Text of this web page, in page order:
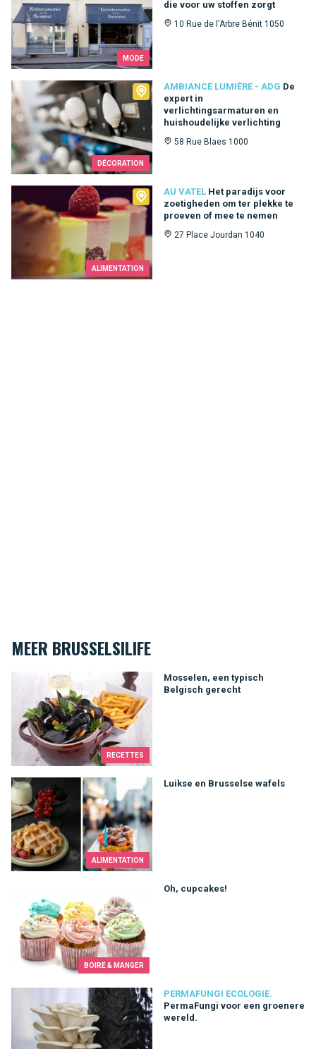
MODE
die voor uw stoffen zorgt
10 Rue de l'Arbre Bénit 1050
DÉCORATION
AMBIANCE LUMIÈRE - ADG De
expert in
verlichtingsarmaturen en
huishoudelijke verlichting
58 Rue Blaes 1000
Ambiance Lumière - ADG
ALIMENTATION
AU VATEL Het paradijs voor
zoetigheden om ter plekke te
proeven of mee te nemen
27 Place Jourdan 1040
MEER BRUSSELSILIFE
RECETTES
Mosselen, een typisch
Belgisch gerecht
Mosselen, een typisch Belgisch gerecht
ALIMENTATION
Luikse en Brusselse wafels
Luikse en Brusselse wafels
BOIRE & MANGER
Oh, cupcakes!
PERMAFUNGI ECOLOGIE.
PermaFungi voor een groenere
wereld.
PermaFungi voor een groenere wereld.